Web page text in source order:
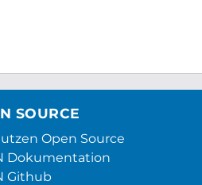
SOURCE
Open Source
Dokumentation
Github